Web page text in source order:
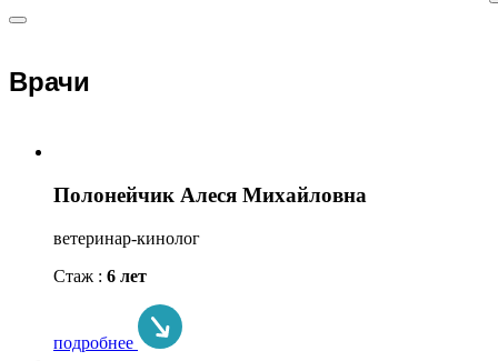
Врачи
Полонейчик Алеся Михайловна
ветеринар-кинолог
Стаж : 6 лет
подробнее